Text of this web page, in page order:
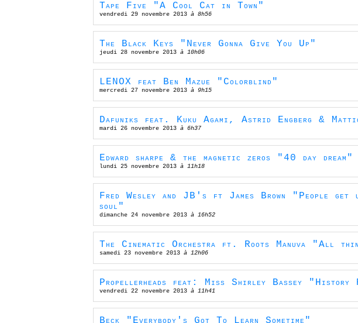
Tape Five "A Cool Cat in Town"
vendredi 29 novembre 2013 à 8h56
The Black Keys "Never Gonna Give You Up"
jeudi 28 novembre 2013 à 10h06
LENOX feat Ben Mazue "Colorblind"
mercredi 27 novembre 2013 à 9h15
Dafuniks feat. Kuku Agami, Astrid Engberg &
mardi 26 novembre 2013 à 6h37
Edward sharpe & the magnetic zeros "40 day dream"
lundi 25 novembre 2013 à 11h18
Fred Wesley and JB's ft James Brown "People get
soul"
dimanche 24 novembre 2013 à 16h52
The Cinematic Orchestra ft. Roots Manuva "All
samedi 23 novembre 2013 à 12h06
Propellerheads feat: Miss Shirley Bassey "History
vendredi 22 novembre 2013 à 11h41
Beck "Everybody's Got To Learn Sometime"